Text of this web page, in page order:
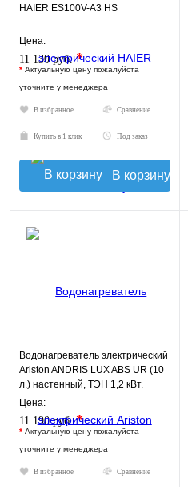
HAIER ES100V-A3 HS
Цена:
11 130 руб.*
* Актуальную цену пожалуйста
уточните у менеджера
В избранное Сравнение
Купить в 1 клик Под заказ
В корзину
Водонагреватель электрический
Ariston ANDRIS LUX ABS UR (10
л.) настенный, ТЭН 1,2 кВт.
Цена:
11 190 руб.*
* Актуальную цену пожалуйста
уточните у менеджера
В избранное Сравнение